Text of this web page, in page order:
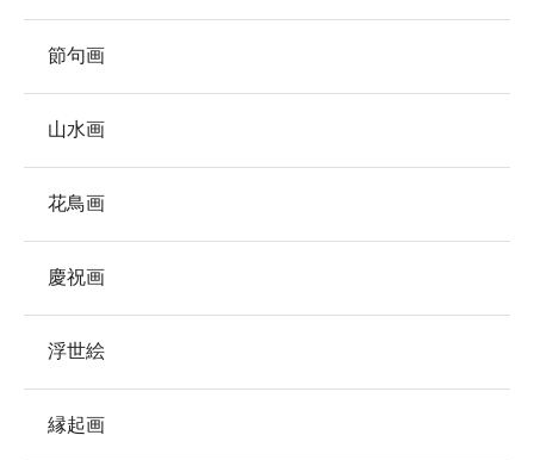
節句画
山水画
花鳥画
慶祝画
浮世絵
縁起画